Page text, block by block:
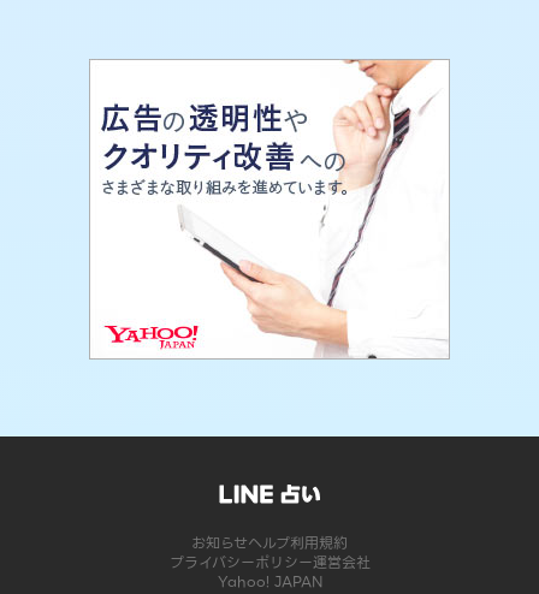
お知らせヘルプ利用規約
プライバシーポリシー運営会社
Yahoo! JAPAN